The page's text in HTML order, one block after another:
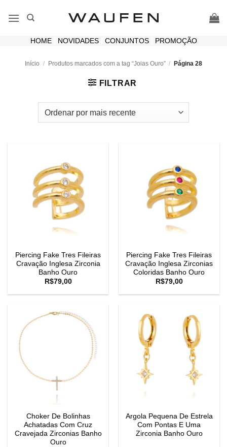
HOME| NOVIDADES| CONJUNTOS| PROMOÇÃO
Início / Produtos marcados com a tag “Joias Ouro” / Página 28
FILTRAR
Piercing Fake Tres Fileiras
Cravação Inglesa Zirconia
Banho Ouro
R$79,00
Piercing Fake Tres Fileiras
Cravação Inglesa Zirconias
Coloridas Banho Ouro
R$79,00
Choker De Bolinhas
Achatadas Com Cruz
Cravejada Zirconias Banho
Ouro
Argola Pequena De Estrela
Com Pontas E Uma
Zirconia Banho Ouro